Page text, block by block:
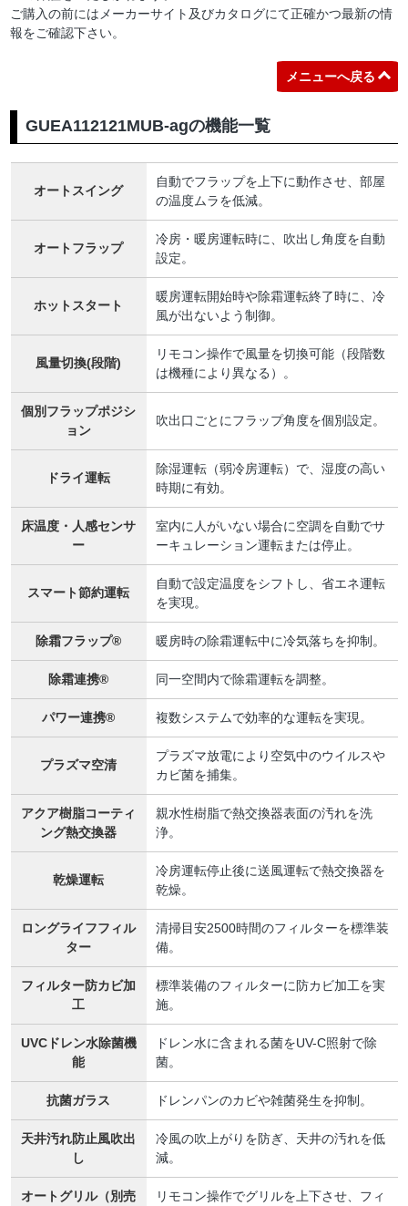
ご購入の前にはメーカーサイト及びカタログにて正確かつ最新の情
報をご確認下さい。
メニューへ戻る
GUEA112121MUB-agの機能一覧
オートスイング
自動でフラップを上下に動作させ、部屋
の温度ムラを低減。
オートフラップ
冷房・暖房運転時に、吹出し角度を自動
設定。
ホットスタート
暖房運転開始時や除霜運転終了時に、冷
風が出ないよう制御。
風量切換(段階)
リモコン操作で風量を切換可能（段階数
は機種により異なる）。
個別フラップポジシ
ョン
吹出口ごとにフラップ角度を個別設定。
ドライ運転
除湿運転（弱冷房運転）で、湿度の高い
時期に有効。
床温度・人感センサ
ー
室内に人がいない場合に空調を自動でサ
ーキュレーション運転または停止。
スマート節約運転
自動で設定温度をシフトし、省エネ運転
を実現。
除霜フラップ® 暖房時の除霜運転中に冷気落ちを抑制。
除霜連携® 同一空間内で除霜運転を調整。
パワー連携® 複数システムで効率的な運転を実現。
プラズマ空清
プラズマ放電により空気中のウイルスや
カビ菌を捕集。
アクア樹脂コーティ
ング熱交換器
親水性樹脂で熱交換器表面の汚れを洗
浄。
乾燥運転
冷房運転停止後に送風運転で熱交換器を
乾燥。
ロングライフフィル
ター
清掃目安2500時間のフィルターを標準装
備。
フィルター防カビ加
工
標準装備のフィルターに防カビ加工を実
施。
UVCドレン水除菌機
能
ドレン水に含まれる菌をUV-C照射で除
菌。
抗菌ガラス ドレンパンのカビや雑菌発生を抑制。
天井汚れ防止風吹出
し
冷風の吹上がりを防ぎ、天井の汚れを低
減。
オートグリル（別売
リモコン操作でグリルを上下させ、フィ